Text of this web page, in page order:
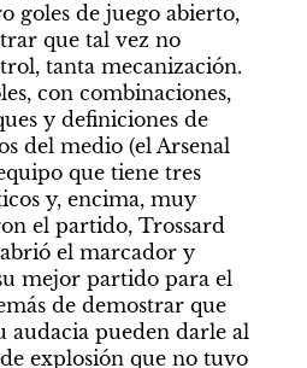
goles de juego abierto,
que tal vez no
tanta mecanización.
con combinaciones,
y definiciones de
del medio (el Arsenal
que tiene tres
y, encima, muy
el partido, Trossard
el marcador y
mejor partido para el
de demostrar que
audacia pueden darle al
explosión que no tuvo